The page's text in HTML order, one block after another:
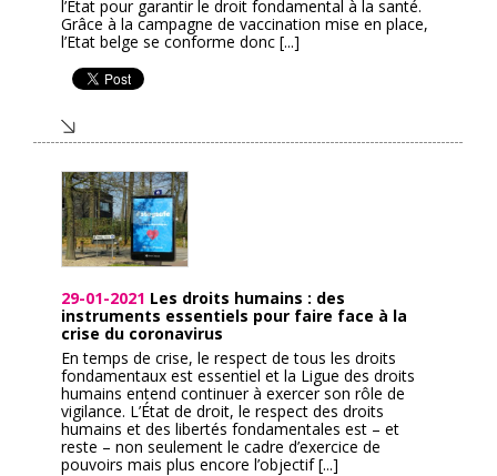
l’Etat pour garantir le droit fondamental à la santé.
Grâce à la campagne de vaccination mise en place,
l’Etat belge se conforme donc [...]
29-01-2021 Les droits humains : des
instruments essentiels pour faire face à la
crise du coronavirus
En temps de crise, le respect de tous les droits
fondamentaux est essentiel et la Ligue des droits
humains entend continuer à exercer son rôle de
vigilance. L’État de droit, le respect des droits
humains et des libertés fondamentales est – et
reste – non seulement le cadre d’exercice de
pouvoirs mais plus encore l’objectif [...]